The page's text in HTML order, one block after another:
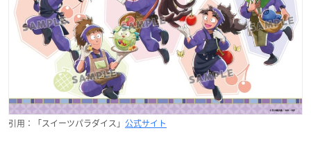
引用：「スイーツパラダイス」 公式サイト